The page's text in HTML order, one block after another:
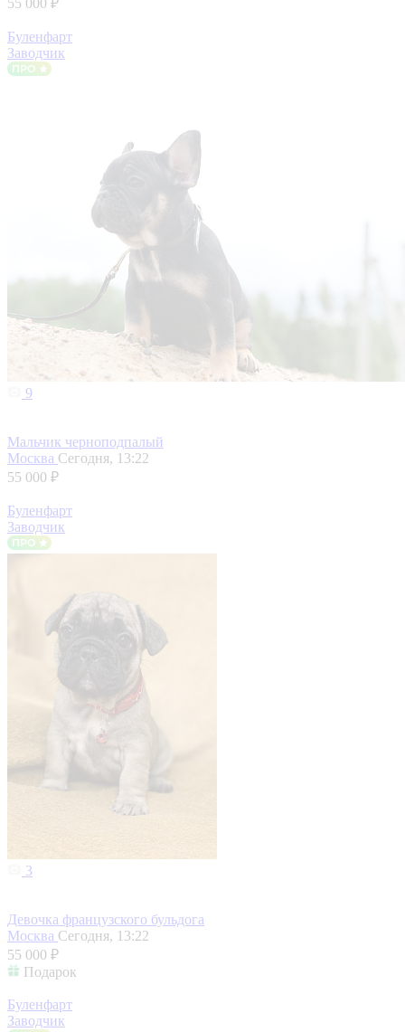
55 000 ₽
Буленфарт
Заводчик
9
Мальчик черноподпалый
Москва Сегодня, 13:22
55 000 ₽
Буленфарт
Заводчик
3
Девочка французского бульдога
Москва Сегодня, 13:22
55 000 ₽
Подарок
Буленфарт
Заводчик